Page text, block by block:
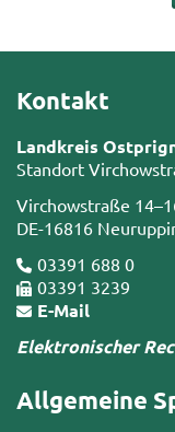
Kontakt
Landkreis
Standort
Virchowstraße
DE-16816
03391 688 0
03391 3239
E-Mail
Elektronischer
Allgemeine